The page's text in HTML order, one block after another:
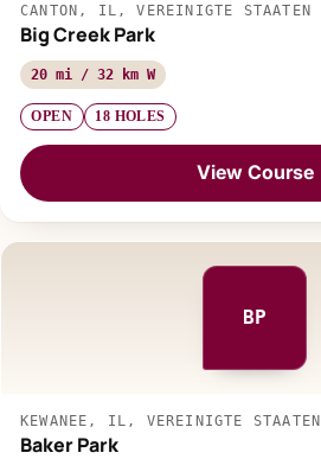
CANTON, IL, VEREINIGTE STAATEN
Big Creek Park
20 mi / 32 km W
OPEN 18 HOLES
View Course
BP
KEWANEE, IL, VEREINIGTE STAATEN
Baker Park